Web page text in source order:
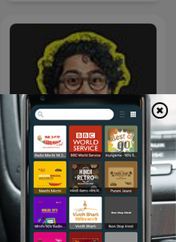
Whyfal (व्हायफळ) a Marathi
Podcast